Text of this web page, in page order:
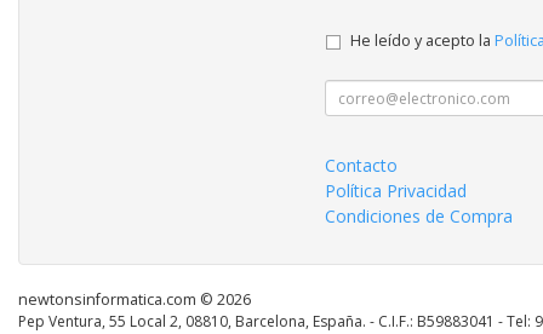
He leído y acepto la
Contacto
Política Privacidad
Condiciones de Compra
newtonsinformatica.com © 2026
Pep Ventura, 55 Local 2, 08810, Barcelona, España. - C.I.F.: B59883041 - Tel: